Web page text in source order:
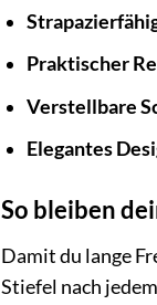
Praktischer
Verstellbare
Elegantes
So bleiben
Damit du lange
Stiefel nach